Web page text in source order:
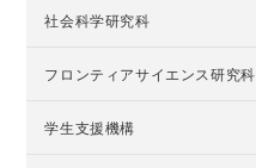
社会科学研究科
フロンティアサイエンス研究科
学生支援機構